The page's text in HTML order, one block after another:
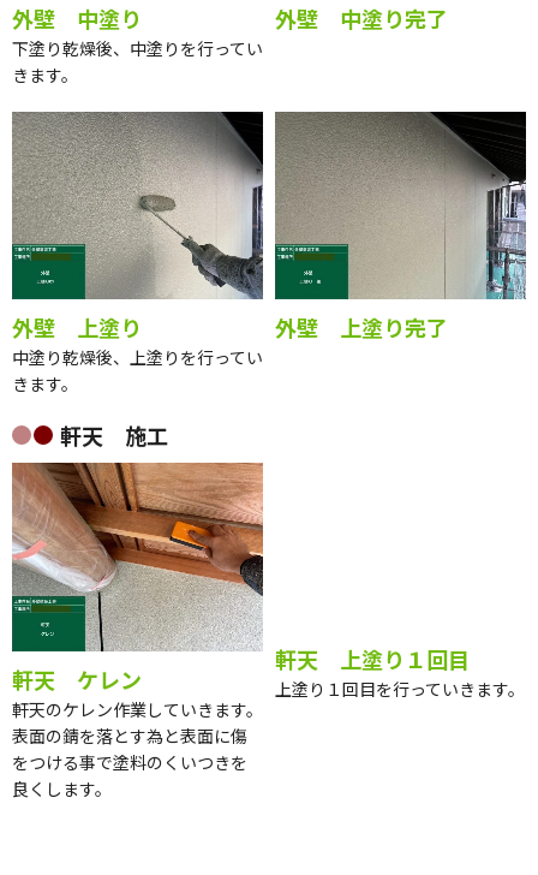
外壁 中塗り
下塗り乾燥後、中塗りを行ってい
きます。
外壁 中塗り完了
外壁 上塗り
中塗り乾燥後、上塗りを行ってい
きます。
外壁 上塗り完了
軒天 施工
軒天 ケレン
軒天のケレン作業していきます。
表面の錆を落とす為と表面に傷
をつける事で塗料のくいつきを
良くします。
軒天 上塗り１回目